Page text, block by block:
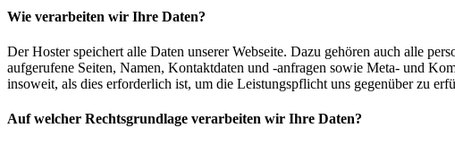
Wie verarbeiten wir Ihre Daten?
Der Hoster speichert alle Daten unserer Webseite. Dazu gehören auch alle
aufgerufene Seiten, Namen, Kontaktdaten und -anfragen sowie Meta- und
insoweit, als dies erforderlich ist, um die Leistungspflicht uns gegenüber zu
Auf welcher Rechtsgrundlage verarbeiten wir Ihre Daten?